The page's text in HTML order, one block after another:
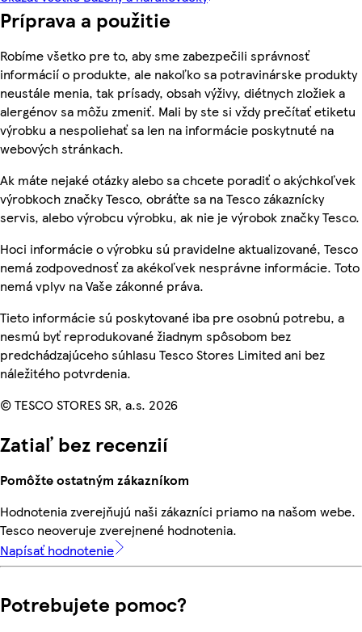
Príprava a použitie
Robíme všetko pre to, aby sme zabezpečili správnosť
informácií o produkte, ale nakoľko sa potravinárske produkty
neustále menia, tak prísady, obsah výživy, diétnych zložiek a
alergénov sa môžu zmeniť. Mali by ste si vždy prečítať etiketu
výrobku a nespoliehať sa len na informácie poskytnuté na
webových stránkach.
Ak máte nejaké otázky alebo sa chcete poradiť o akýchkoľvek
výrobkoch značky Tesco, obráťte sa na Tesco zákaznícky
servis, alebo výrobcu výrobku, ak nie je výrobok značky Tesco.
Hoci informácie o výrobku sú pravidelne aktualizované, Tesco
nemá zodpovednosť za akékoľvek nesprávne informácie. Toto
nemá vplyv na Vaše zákonné práva.
Tieto informácie sú poskytované iba pre osobnú potrebu, a
nesmú byť reprodukované žiadnym spôsobom bez
predchádzajúceho súhlasu Tesco Stores Limited ani bez
náležitého potvrdenia.
© TESCO STORES SR, a.s. 2026
Zatiaľ bez recenzií
Pomôžte ostatným zákazníkom
Hodnotenia zverejňujú naši zákazníci priamo na našom webe.
Tesco neoveruje zverejnené hodnotenia.
Napísať hodnotenie
Potrebujete pomoc?